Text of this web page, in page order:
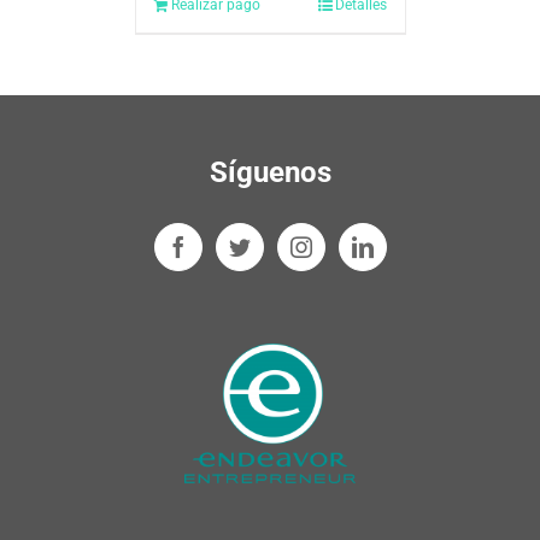
Realizar pago Detalles
Síguenos